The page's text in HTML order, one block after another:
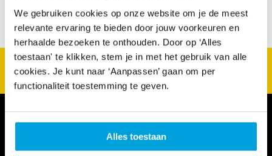
We gebruiken cookies op onze website om je de meest
relevante ervaring te bieden door jouw voorkeuren en
herhaalde bezoeken te onthouden. Door op ‘Alles
toestaan' te klikken, stem je in met het gebruik van alle
cookies. Je kunt naar ‘Aanpassen’ gaan om per
functionaliteit toestemming te geven.
Alles toestaan
CultuurSchakel brengt je verder in kunst en cultuur in
Den Haag